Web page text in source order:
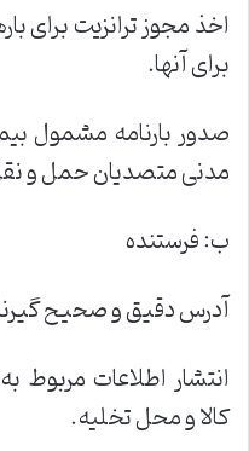
اخذ مجوز ترانزیت برای
برای آنها.
صدور بارنامه مشمول
مدنی متصدیان حمل و
ب: فرستنده
آدرس دقیق و صحیح
انتشار اطلاعات
کالا و محل تخلیه.